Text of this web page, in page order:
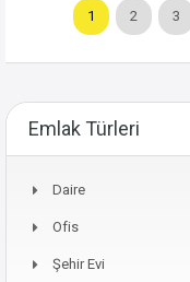
1 2 3
Emlak Türleri
Daire
Ofis
Şehir Evi